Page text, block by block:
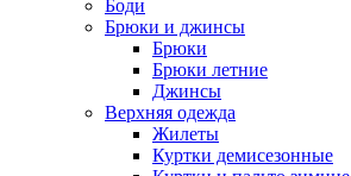
Боди
Брюки и джинсы
Брюки
Брюки летние
Джинсы
Верхняя одежда
Жилеты
Куртки демисезонные